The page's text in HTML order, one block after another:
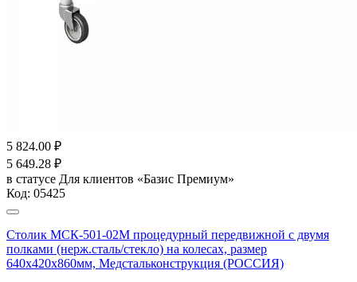
5 824.00 ₽
5 649.28 ₽
в статусе Для клиентов «Базис Премиум»
Код: 05425
Столик МСК-501-02М процедурный передвижной с двумя
полками (нерж.сталь/стекло) на колесах, размер
640х420х860мм, Медстальконструкция (РОССИЯ)